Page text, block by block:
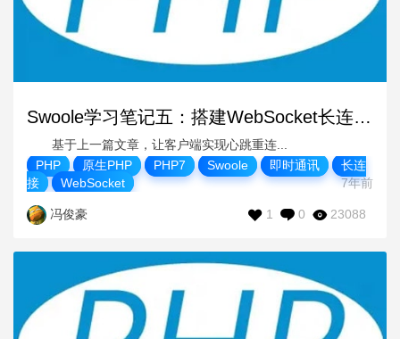
Swoole学习笔记五：搭建WebSocket长连接 之 客户端实现心跳重连
基于上一篇文章，让客户端实现心跳重连...
PHP
原生PHP PHP7 Swoole 即时通讯
长连
接
WebSocket 7年前
冯俊豪 23088
0
1